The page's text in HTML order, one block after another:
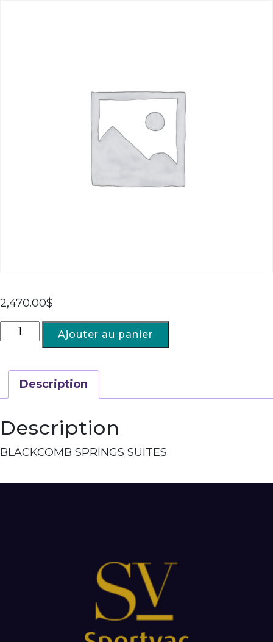
2,470.00$
Ajouter au panier
Description
Description
BLACKCOMB SPRINGS SUITES